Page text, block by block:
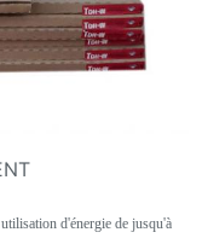
d'énergie de jusqu'à